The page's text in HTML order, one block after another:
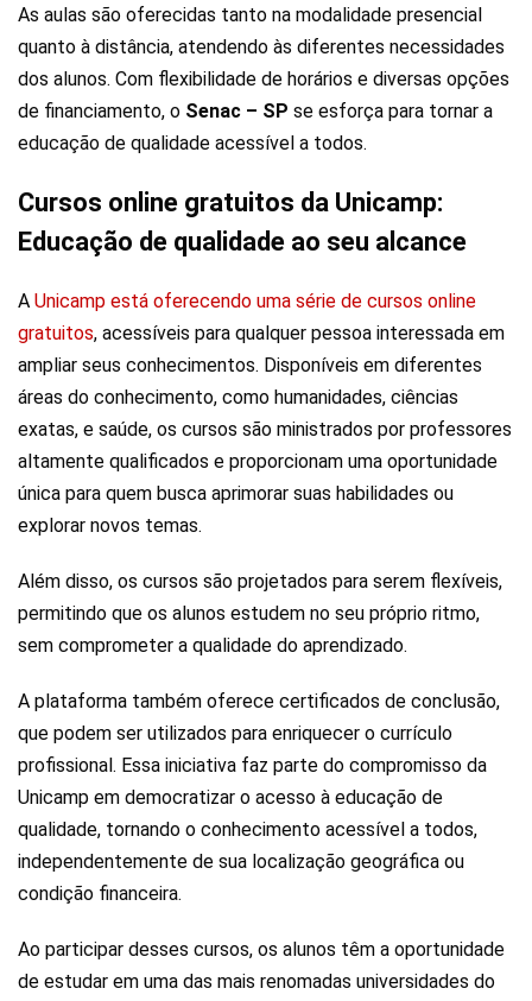
As aulas são oferecidas tanto na modalidade presencial
quanto à distância, atendendo às diferentes necessidades
dos alunos. Com flexibilidade de horários e diversas opções
de financiamento, o Senac – SP se esforça para tornar a
educação de qualidade acessível a todos.
Cursos online gratuitos da Unicamp:
Educação de qualidade ao seu alcance
A Unicamp está oferecendo uma série de cursos online
gratuitos, acessíveis para qualquer pessoa interessada em
ampliar seus conhecimentos. Disponíveis em diferentes
áreas do conhecimento, como humanidades, ciências
exatas, e saúde, os cursos são ministrados por professores
altamente qualificados e proporcionam uma oportunidade
única para quem busca aprimorar suas habilidades ou
explorar novos temas.
Além disso, os cursos são projetados para serem flexíveis,
permitindo que os alunos estudem no seu próprio ritmo,
sem comprometer a qualidade do aprendizado.
A plataforma também oferece certificados de conclusão,
que podem ser utilizados para enriquecer o currículo
profissional. Essa iniciativa faz parte do compromisso da
Unicamp em democratizar o acesso à educação de
qualidade, tornando o conhecimento acessível a todos,
independentemente de sua localização geográfica ou
condição financeira.
Ao participar desses cursos, os alunos têm a oportunidade
de estudar em uma das mais renomadas universidades do